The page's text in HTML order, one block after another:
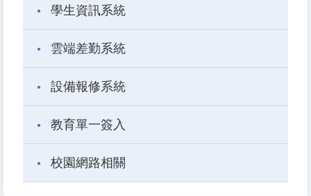
學生資訊系統
雲端差勤系統
設備報修系統
教育單一簽入
校園網路相關